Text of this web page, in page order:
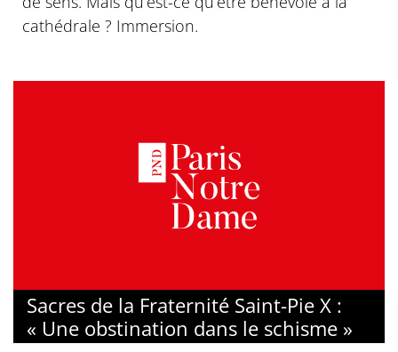
cathédrale ? Immersion.
Sacres de la Fraternité Saint-Pie X :
« Une obstination dans le schisme »